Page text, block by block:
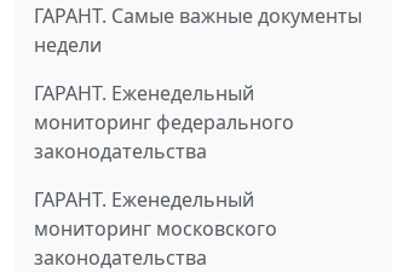
ГАРАНТ. Самые важные документы
недели
ГАРАНТ. Еженедельный
мониторинг федерального
законодательства
ГАРАНТ. Еженедельный
мониторинг московского
законодательства